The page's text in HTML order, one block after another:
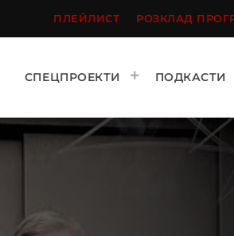
ПЛЕЙЛИСТ РОЗКЛАД
СПЕЦПРОЕКТИ ПОДКАСТИ